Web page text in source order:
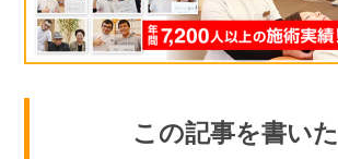
この記事を書い